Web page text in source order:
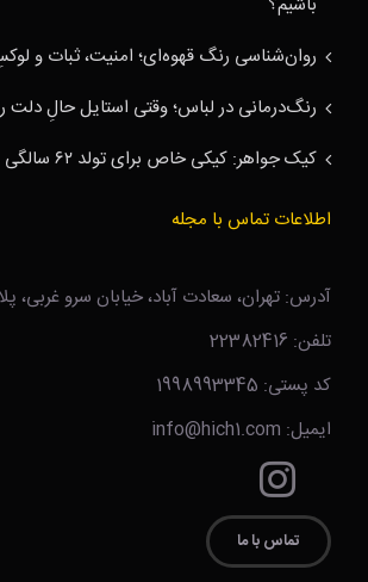
روان‌شناسی رنگ قهوه‌ای؛ امنیت، ثبات و
رنگ‌درمانی در لباس؛ وقتی استایل حالِ
کیک جواهر: کیکی خاص برای تولد ۶۲ سالگی نیتا آمبانی
اطلاعات تماس با مجله
آدرس: تهران، سعادت آباد، خیابان سرو غربی، پلاک
تلفن: 22382416
کد پستی: 1998993345
ایمیل: info@hich1.com
تماس با ما